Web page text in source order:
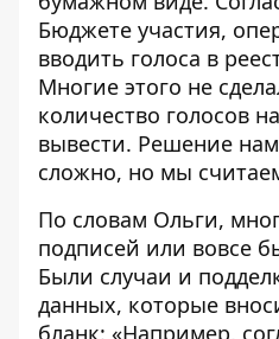
Бюджете участия,
вводить голоса в
Многие этого не
количество голосов
вывести. Решение
сложно, но мы
По словам Ольги,
подписей или вовсе
Были случаи и
данных, которые
бланк: «Например,